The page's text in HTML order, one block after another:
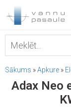
Sākums »Apkure »
Adax Neo